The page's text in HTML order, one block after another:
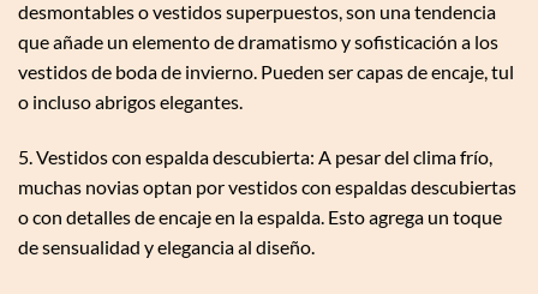
desmontables o vestidos superpuestos, son una tendencia
que añade un elemento de dramatismo y sofisticación a los
vestidos de boda de invierno. Pueden ser capas de encaje, tul
o incluso abrigos elegantes.
5. Vestidos con espalda descubierta: A pesar del clima frío,
muchas novias optan por vestidos con espaldas descubiertas
o con detalles de encaje en la espalda. Esto agrega un toque
de sensualidad y elegancia al diseño.